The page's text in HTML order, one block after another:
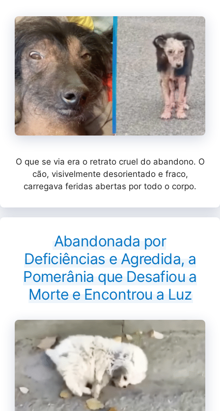
O que se via era o retrato cruel do abandono. O
cão, visivelmente desorientado e fraco,
carregava feridas abertas por todo o corpo.
Abandonada por
Deficiências e Agredida, a
Pomerânia que Desafiou a
Morte e Encontrou a Luz